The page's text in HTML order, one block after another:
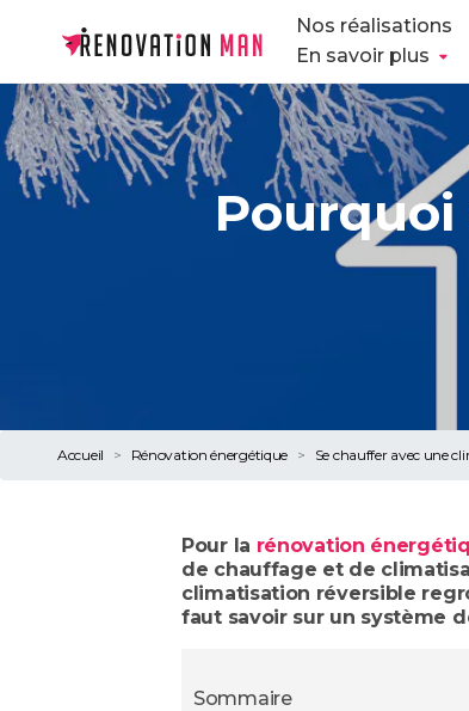
Nos réalisations
En savoir plus
Accueil Rénovation énergétique Se chauffer avec une
Pour la rénovation
de chauffage et de
climatisation réversible
faut savoir sur un système
Sommaire